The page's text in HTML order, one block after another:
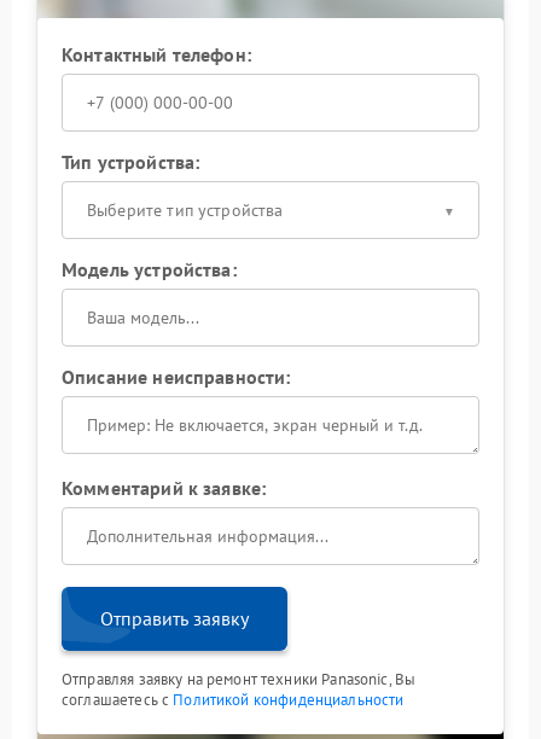
Контактный телефон:
Тип устройства:
Выберите тип устройства
Модель устройства:
Описание неисправности:
Комментарий к заявке:
Отправить заявку
Отправляя заявку на ремонт техники Panasonic, Вы
соглашаетесь с Политикой конфиденциальности